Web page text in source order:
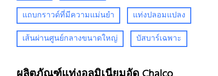
แถบกราวด์ที่มีความแม่นยํา
แท่งปลอมแปลง
เส้นผ่านศูนย์กลางขนาดใหญ่
บัสบาร์เฉพาะ